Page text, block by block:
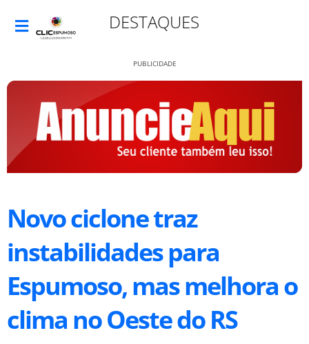
DESTAQUES
PUBLICIDADE
Novo ciclone traz
instabilidades para
Espumoso, mas melhora o
clima no Oeste do RS